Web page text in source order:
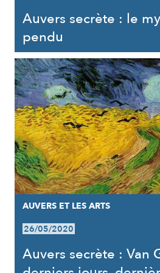
Auvers secrète : le
pendu
AUVERS ET LES ARTS
26/05/2020
Auvers secrète : Van